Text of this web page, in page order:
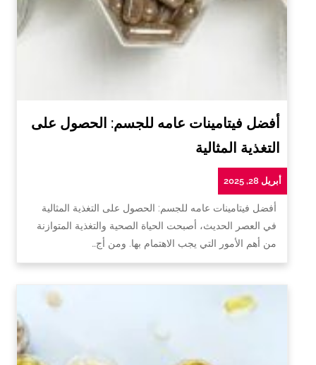
أفضل فيتامينات عامه للجسم: الحصول على
التغذية المثالية
أبريل 28, 2025
أفضل فيتامينات عامه للجسم: الحصول على التغذية المثالية
في العصر الحديث، أصبحت الحياة الصحية والتغذية المتوازنة
من أهم الأمور التي يجب الاهتمام بها. ومن أج…